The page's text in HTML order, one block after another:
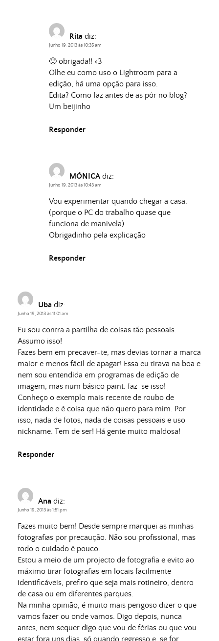
Rita diz:
Junho 19, 2013 às 10:35 am
🙂 obrigada!! <3
Olhe eu como uso o Lightroom para a
edição, há uma opção para isso.
Edita? Como faz antes de as pôr no blog?
Um beijinho
Responder
MÓNICA diz:
Junho 19, 2013 às 10:43 am
Vou experimentar quando chegar a casa.
(porque o PC do trabalho quase que
funciona de manivela)
Obrigadinho pela explicação
Responder
Uba diz:
Junho 19, 2013 às 11:01 am
Eu sou contra a partilha de coisas tão pessoais.
Assumo isso!
Fazes bem em precaver-te, mas devias tornar a marca
maior e menos fácil de apagar! Essa eu tirava na boa e
nem sou entendida em programas de edição de
imagem, mas num básico paint. faz-se isso!
Conheço o exemplo mais recente de roubo de
identidade e é coisa que não quero para mim. Por
isso, nada de fotos, nada de coisas pessoais e uso
nickname. Tem de ser! Há gente muito maldosa!
Responder
Ana diz:
Junho 19, 2013 às 1:51 pm
Fazes muito bem! Desde sempre marquei as minhas
fotografias por precaução. Não sou profissional, mas
todo o cuidado é pouco.
Estou a meio de um projecto de fotografia e evito ao
máximo tirar fotografias em locais facilmente
identificáveis, prefiro que seja mais rotineiro, dentro
de casa ou em diferentes parques.
Na minha opinião, é muito mais perigoso dizer o que
vamos fazer ou onde vamos. Digo depois, nunca
antes, nem sequer digo que vou de férias ou que vou
estar fora uns dias, só quando regresso e, se for